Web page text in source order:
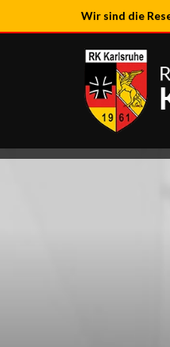
Wir sind die